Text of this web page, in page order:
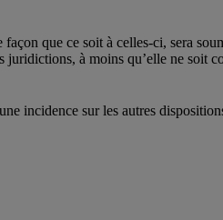
que ce soit à celles-ci, sera
à moins qu’elle ne soit
incidence sur les autres